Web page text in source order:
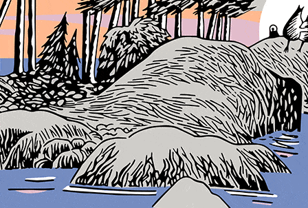
Teema
スクエアプレート12×12cm